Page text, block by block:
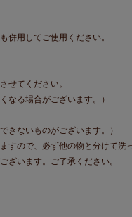
併用してご使用ください。
せてください。
なる場合がございます。）
きないものがございます。）
ので、必ず他の物と分けて洗
ざいます。ご了承ください。